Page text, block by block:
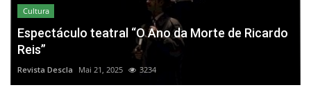
Cultura
Espectáculo teatral “O Ano da Morte de Ricardo
Reis”
Revista Descla Mai 21, 2025 3234